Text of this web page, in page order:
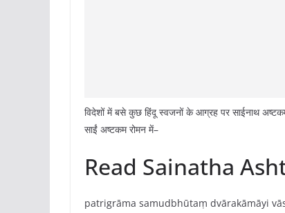
विदेशों में बसे कुछ हिंदू स्वजनों के आग्रह पर साईनाथ
साईं अष्टकम रोमन में–
Read Sainatha
patrigrāma samudbhūtaṃ dvārakāmāyi